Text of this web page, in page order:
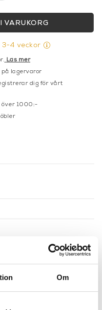
Om
VARUKORG
3-4 veckor
Läs mer
lagervaror
dig för vårt
över 1000:-